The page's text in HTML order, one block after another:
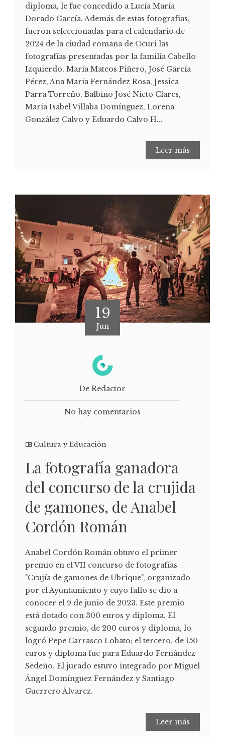
diploma, le fue concedido a Lucía María
Dorado García. Además de estas fotografías,
fueron seleccionadas para el calendario de
2024 de la ciudad romana de Ocuri las
fotografías presentadas por la familia Cabello
Izquierdo, María Mateos Piñero, José García
Pérez, Ana María Fernández Rosa, Jessica
Parra Torreño, Balbino José Nieto Clares,
María Isabel Villaba Domínguez, Lorena
González Calvo y Eduardo Calvo H...
Leer más
19
Jun
De Redactor
No hay comentarios
Cultura y Educación
La fotografía ganadora
del concurso de la crujida
de gamones, de Anabel
Cordón Román
Anabel Cordón Román obtuvo el primer
premio en el VII concurso de fotografías
"Crujía de gamones de Ubrique", organizado
por el Ayuntamiento y cuyo fallo se dio a
conocer el 9 de junio de 2023. Este premio
está dotado con 300 euros y diploma. El
segundo premio, de 200 euros y diploma, lo
logró Pepe Carrasco Lobato; el tercero, de 150
euros y diploma fue para Eduardo Fernández
Sedeño. El jurado estuvo integrado por Miguel
Ángel Domínguez Fernández y Santiago
Guerrero Álvarez.
Leer más